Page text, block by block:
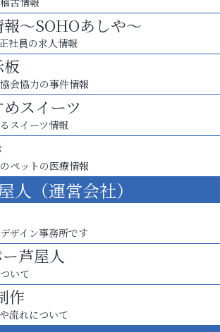
～SOHOあしや～
社員の求人情報
会協力の事件情報
スイーツ
スイーツ情報
ペットの医療情報
人（運営会社）
ザイン事務所です
芦屋人
いて
作
流れについて